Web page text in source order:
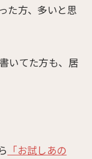
た方、多いと思
いてた方も、居
「お試しあの